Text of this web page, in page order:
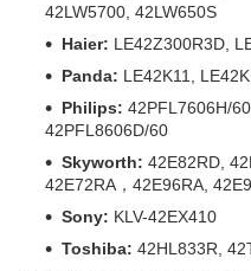
42LW5700, 42LW650S
Haier: LE42Z300R3D,
Panda: LE42K11,
Philips: 42PFL7606H/
42PFL8606D/60
Skyworth: 42E82RD,
42E72RA，42E96RA,
Sony: KLV-42EX410
Toshiba: 42HL833R,